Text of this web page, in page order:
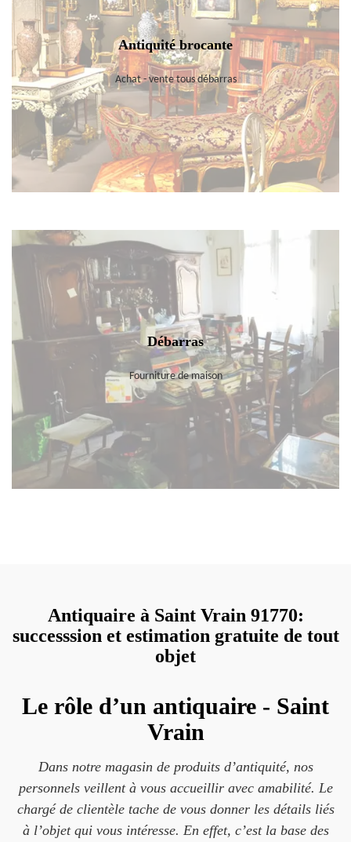
Antiquité brocante
Achat - vente tous débarras
Débarras
Fourniture de maison
Antiquaire à Saint Vrain 91770:
successsion et estimation gratuite de tout
objet
Le rôle d’un antiquaire - Saint
Vrain
Dans notre magasin de produits d’antiquité, nos
personnels veillent à vous accueillir avec amabilité. Le
chargé de clientèle tache de vous donner les détails liés
à l’objet qui vous intéresse. En effet, c’est la base des